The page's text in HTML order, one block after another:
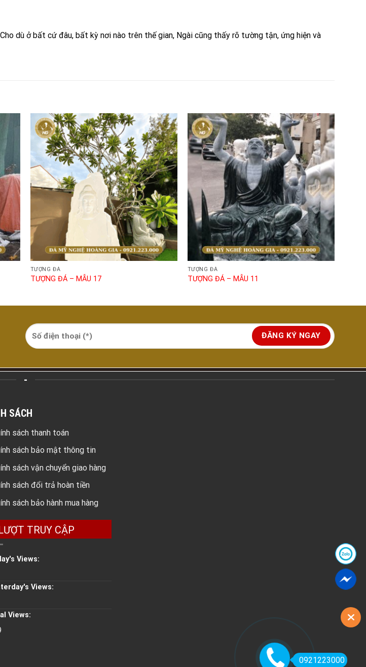
dù ở bất cứ đâu, bất kỳ nơi nào trên thế gian, Ngài cũng thấy rõ tường tận, ứng hiện và
TƯỢNG ĐÁ
TƯỢNG ĐÁ – MẪU 17
TƯỢNG ĐÁ
TƯỢNG ĐÁ – MẪU 11
-
SÁCH
sách thanh toán
sách bảo mật thông tin
sách vận chuyển giao hàng
sách đổi trả hoàn tiền
sách bảo hành mua hàng
TRUY CẬP
Views:
Views:
Views:
0921223000